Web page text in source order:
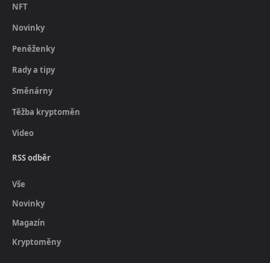
NFT
Novinky
Peněženky
Rady a tipy
Směnárny
Těžba kryptoměn
Video
RSS odběr
Vše
Novinky
Magazín
Kryptoměny